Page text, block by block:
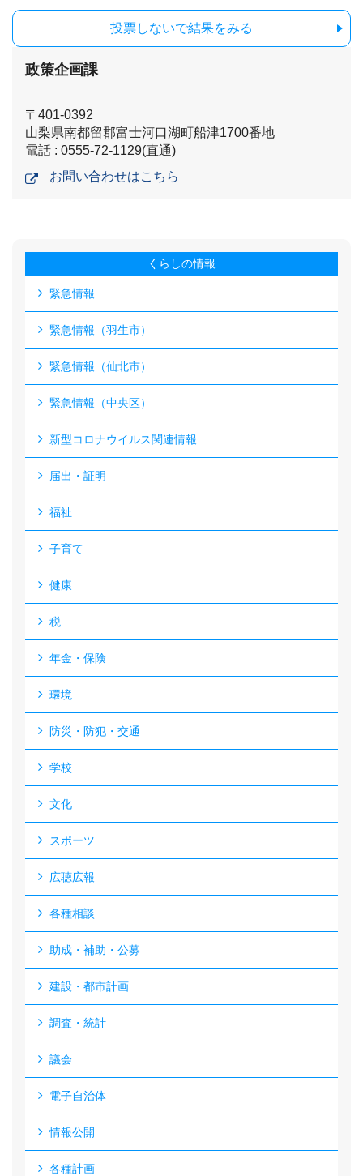
投票しないで結果をみる
政策企画課
〒401-0392
山梨県南都留郡富士河口湖町船津1700番地
電話 : 0555-72-1129(直通)
お問い合わせはこちら
くらしの情報
緊急情報
緊急情報（羽生市）
緊急情報（仙北市）
緊急情報（中央区）
新型コロナウイルス関連情報
届出・証明
福祉
子育て
健康
税
年金・保険
環境
防災・防犯・交通
学校
文化
スポーツ
広聴広報
各種相談
助成・補助・公募
建設・都市計画
調査・統計
議会
電子自治体
情報公開
各種計画